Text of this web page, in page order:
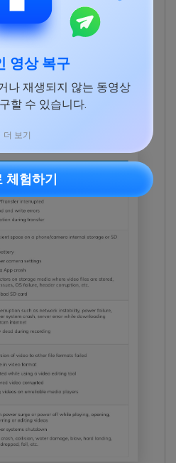
찾을 수 있는 우수한 검색 및
은 시간, 찾은 파일 수, 스캔된
가능.
할 수 없는 모든 동영상 복구 지
MKV, MTS,3GP,AVI
영상 복구
나 재생되지 않는 동영상
할 수 있습니다.
더 보기
체험하기